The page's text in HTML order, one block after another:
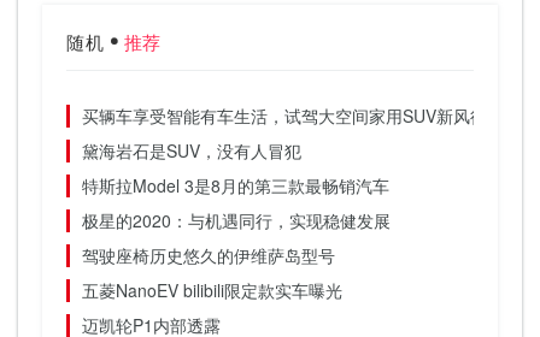
随机 推荐
买辆车享受智能有车生活，试驾大空间家用SUV新风行T5
黛海岩石是SUV，没有人冒犯
特斯拉Model 3是8月的第三款最畅销汽车
极星的2020：与机遇同行，实现稳健发展
驾驶座椅历史悠久的伊维萨岛型号
五菱NanoEV bilibili限定款实车曝光
迈凯轮P1内部透露